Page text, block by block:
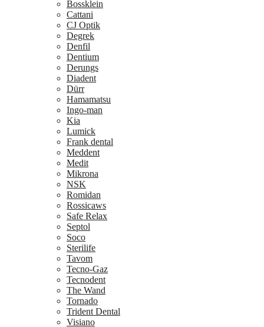
Bossklein
Cattani
CJ Optik
Degrek
Denfil
Dentium
Derungs
Diadent
Dürr
Hamamatsu
Ingo-man
Kia
Lumick
Frank dental
Meddent
Medit
Mikrona
NSK
Romidan
Rossicaws
Safe Relax
Septol
Soco
Sterilife
Tavom
Tecno-Gaz
Tecnodent
The Wand
Tornado
Trident Dental
Visiano